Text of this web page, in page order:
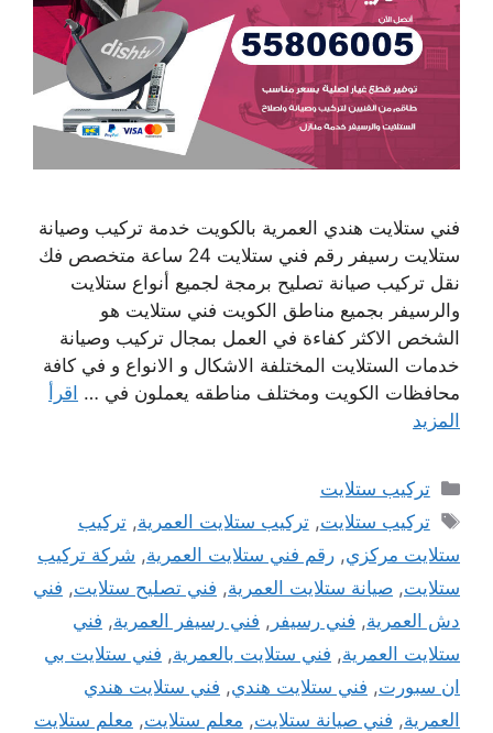
فني ستلايت هندي العمرية بالكويت خدمة تركيب وصيانة
ستلايت رسيفر رقم فني ستلايت 24 ساعة متخصص فك
نقل تركيب صيانة تصليح برمجة لجميع أنواع ستلايت
والرسيفر بجميع مناطق الكويت فني ستلايت هو
الشخص الاكثر كفاءة في العمل بمجال تركيب وصيانة
خدمات الستلايت المختلفة الاشكال و الانواع و في كافة
محافظات الكويت ومختلف مناطقه يعملون في … اقرأ
المزيد
التصنيفات
تركيب ستلايت
الوسوم
تركيب ستلايت,تركيب ستلايت العمرية,تركيب
ستلايت مركزي, رقم فني ستلايت العمرية, شركة تركيب
ستلايت, صيانة ستلايت العمرية, فني تصليح ستلايت, فني
دش العمرية, فني رسيفر , فني رسيفر العمرية, فني
ستلايت العمرية, فني ستلايت بالعمرية, فني ستلايت بي
ان سبورت, فني ستلايت هندي, فني ستلايت هندي
العمرية, فني صيانة ستلايت, معلم ستلايت, معلم ستلايت